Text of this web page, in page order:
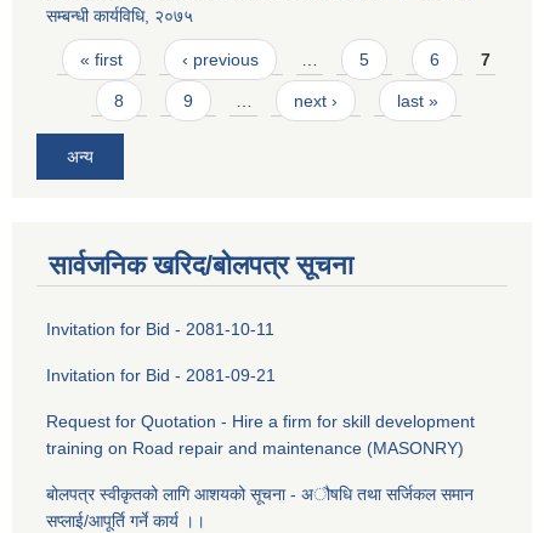
सम्बन्धी कार्यविधि, २०७५
Pages
« first ‹ previous 5 6 7
8 9 next › last »
अन्य
सार्वजनिक खरिद/बोलपत्र सूचना
Invitation for Bid - 2081-10-11
Invitation for Bid - 2081-09-21
Request for Quotation - Hire a firm for skill development
training on Road repair and maintenance (MASONRY)
बोलपत्र स्वीकृतको लागि आशयको सूचना - ‌अौषधि तथा सर्जिकल समान
सप्लाई/आपूर्ति गर्ने कार्य ।।